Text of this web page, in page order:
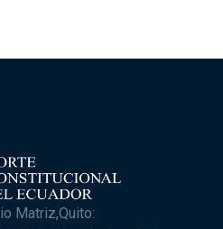
Matriz,Quito: